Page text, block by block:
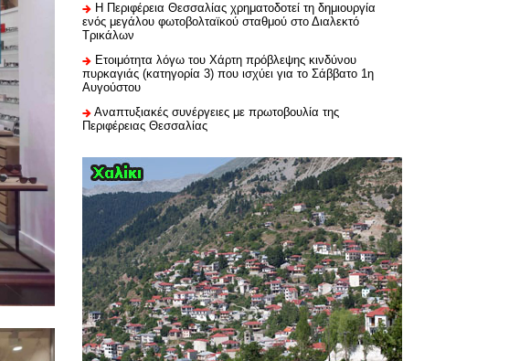
H Περιφέρεια Θεσσαλίας χρηματοδοτεί τη δημιουργία
ενός μεγάλου φωτοβολταϊκού σταθμού στο Διαλεκτό
Τρικάλων
Ετοιμότητα λόγω του Χάρτη πρόβλεψης κινδύνου
πυρκαγιάς (κατηγορία 3) που ισχύει για το Σάββατο 1η
Αυγούστου
Αναπτυξιακές συνέργειες με πρωτοβουλία της
Περιφέρειας Θεσσαλίας